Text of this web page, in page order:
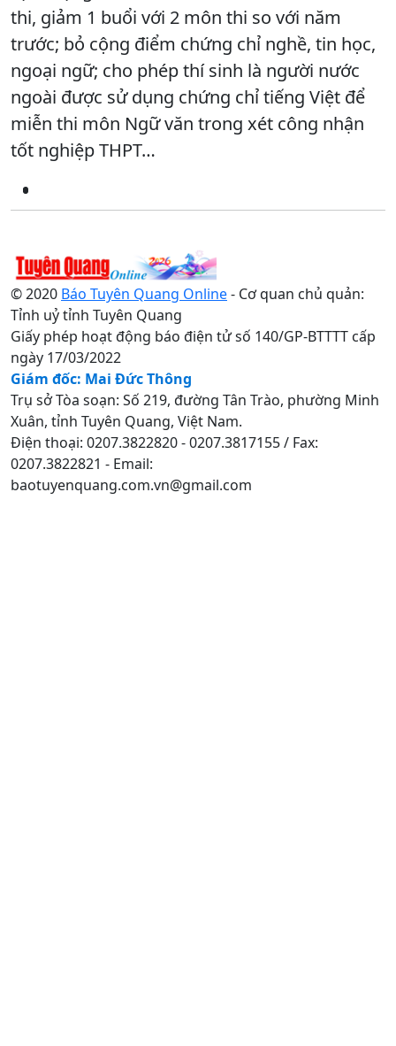
thi, giảm 1 buổi với 2 môn thi so với năm
trước; bỏ cộng điểm chứng chỉ nghề, tin học,
ngoại ngữ; cho phép thí sinh là người nước
ngoài được sử dụng chứng chỉ tiếng Việt để
miễn thi môn Ngữ văn trong xét công nhận
tốt nghiệp THPT…
© 2020 Báo Tuyên Quang Online- Cơ quan chủ quản:
Tỉnh uỷ tỉnh Tuyên Quang
Giấy phép hoạt động báo điện tử số 140/GP-BTTTT cấp
ngày 17/03/2022
Giám đốc: Mai Đức Thông
Trụ sở Tòa soạn: Số 219, đường Tân Trào, phường Minh
Xuân, tỉnh Tuyên Quang, Việt Nam.
Điện thoại: 0207.3822820 - 0207.3817155 / Fax:
0207.3822821 - Email:
baotuyenquang.com.vn@gmail.com